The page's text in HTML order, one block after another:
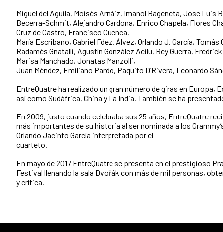
Miguel del Aguila, Moisés Arnáiz, Imanol Bageneta, Jose Luis
Becerra-Schmit, Alejandro Cardona, Enrico Chapela, Flores
Cruz de Castro, Francisco Cuenca,
María Escribano, Gabriel Fdez. Álvez, Orlando J. García, Tomás
Radamés Gnatalli, Agustín González Acilu, Rey Guerra,
Marisa Manchado, Jonatas Manzolli,
Juan Méndez, Emiliano Pardo, Paquito D’Rivera, Leonardo
EntreQuatre ha realizado un gran número de giras en Europa,
así como Sudáfrica, China y La India. También se ha
En 2009, justo cuando celebraba sus 25 años, EntreQuatre
más importantes de su historia al ser nominada a los
Orlando Jacinto García interpretada por el
cuarteto.
En mayo de 2017 EntreQuatre se presenta en el prestigioso
Festival llenando la sala Dvořák con más de mil personas,
y crítica.